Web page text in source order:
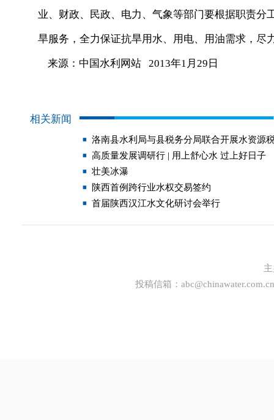
业、财政、民政、电力、气象等部门要根据职责
旱服务，全力保证抗旱用水、用电、用油需求，
来源：中国水利网站 2013年1月29日
相关新闻
洛南县水利局与县税务分局联合开展水资源
高质量发展调研行 | 用上舒心水 过上好日子
壮美冰瀑
陕西首例跨行业水权交易签约
首届陕西汉江水文化研讨会举行
投稿信箱： abc@chinawater.com.cn